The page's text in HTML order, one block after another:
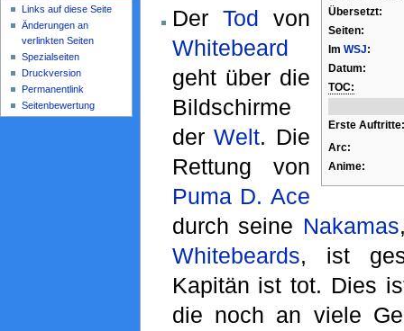
Übersetzt:
Seiten:
Im WSJ:
Datum:
TOC:
Erste Auftritte:
Arc:
Anime:
Der Tod von
Whitebeard
geht über die
Bildschirme
derWelt. Die
Rettung von
Puma D. Ace
durch seine Nakamas
Whitebeards, ist
Kapitän ist tot. Dies
die noch an viele
Links auf diese Seite
Änderungen an
verlinkten Seiten
Spezialseiten
Druckversion
Permanentlink
Seitenbewertung